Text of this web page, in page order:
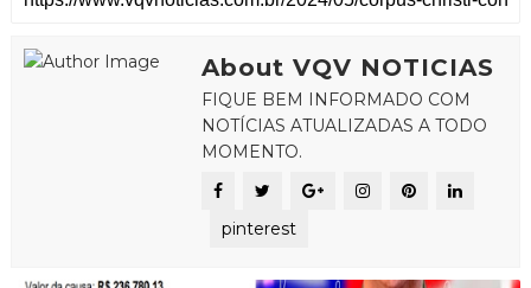
About VQV NOTICIAS
FIQUE BEM INFORMADO COM
NOTÍCIAS ATUALIZADAS A TODO
MOMENTO.
pinterest